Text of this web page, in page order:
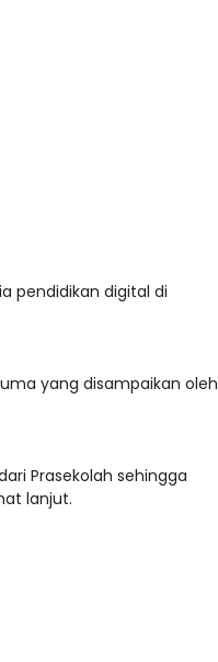
pendidikan digital di
yang disampaikan oleh
Prasekolah sehingga
lanjut.